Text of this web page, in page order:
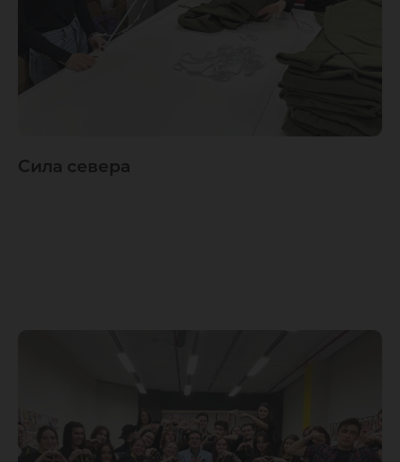
Сила севера